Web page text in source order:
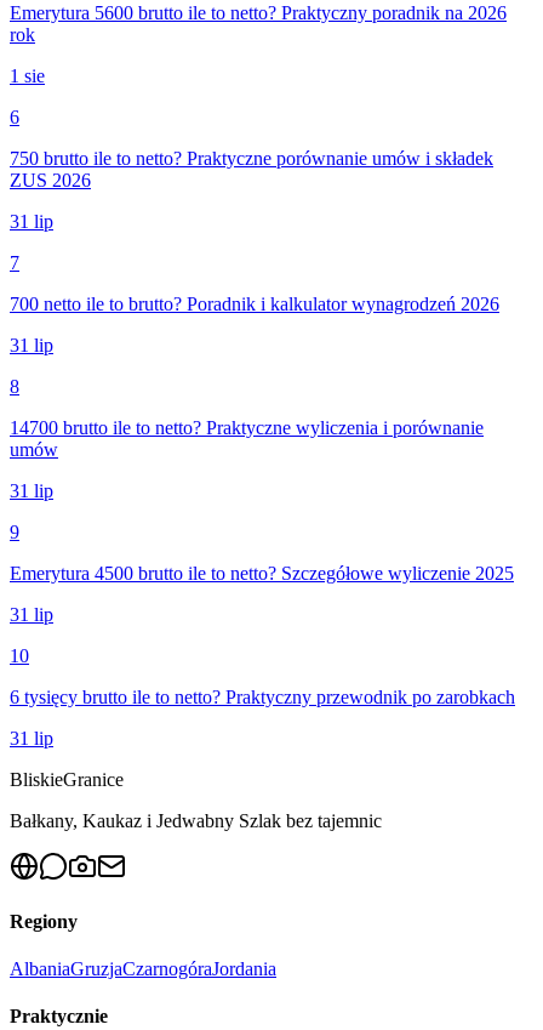
Emerytura 5600 brutto ile to netto? Praktyczny poradnik na 2026
rok
1 sie
6
750 brutto ile to netto? Praktyczne porównanie umów i składek
ZUS 2026
31 lip
7
700 netto ile to brutto? Poradnik i kalkulator wynagrodzeń 2026
31 lip
8
14700 brutto ile to netto? Praktyczne wyliczenia i porównanie
umów
31 lip
9
Emerytura 4500 brutto ile to netto? Szczegółowe wyliczenie 2025
31 lip
10
6 tysięcy brutto ile to netto? Praktyczny przewodnik po zarobkach
31 lip
BliskieGranice
Bałkany, Kaukaz i Jedwabny Szlak bez tajemnic
Regiony
AlbaniaGruzjaCzarnogóraJordania
Praktycznie